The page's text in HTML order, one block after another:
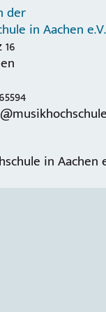
der
in Aachen e.V.
in Aachen